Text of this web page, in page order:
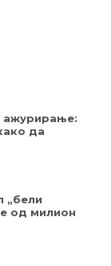
ажурирање:
да
„бели
од милион